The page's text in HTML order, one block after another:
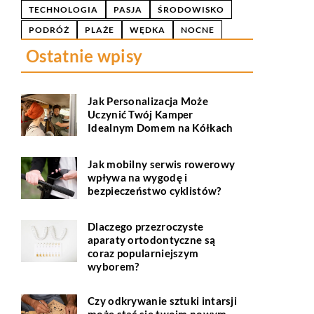
TECHNOLOGIA PASJA
ŚRODOWISKO
PODRÓŻ
PLAŻE WĘDKA NOCNE
Ostatnie wpisy
Jak Personalizacja Może
Uczynić Twój Kamper
Idealnym Domem na Kółkach
Jak mobilny serwis rowerowy
wpływa na wygodę i
bezpieczeństwo cyklistów?
Dlaczego przezroczyste
aparaty ortodontyczne są
coraz popularniejszym
wyborem?
Czy odkrywanie sztuki intarsji